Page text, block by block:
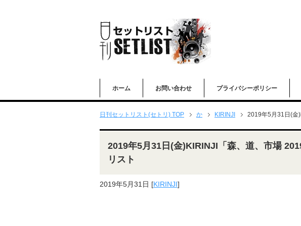
ホーム お問い合わせ プライバシーポリシー
日刊セットリスト(セトリ) TOP か KIRINJI 2019年5月31日(金
2019年5月31日(金)KIRINJI「森、道、市場
リスト
2019年5月31日 [KIRINJI]